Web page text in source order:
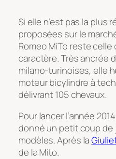
Si elle n’est pas la plus
proposées sur le
Romeo MiTo reste
caractère. Très ancrée
milano-turinoises, elle
moteur bicylindre à
délivrant 105 chevaux.
Pour lancer l’année
donné un petit coup de
modèles. Après la
de la Mito.